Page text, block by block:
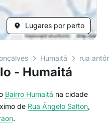
Lugares por perto
Humaitá rua
- Humaitá
Bairro Humaitá na cidade
de Rua Ângelo Salton,
.